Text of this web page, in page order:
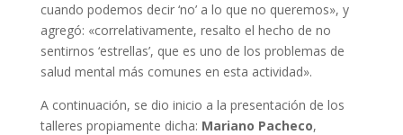
cuando podemos decir ‘no’ a lo que no queremos», y
agregó: «correlativamente, resalto el hecho de no
sentirnos ‘estrellas’, que es uno de los problemas de
salud mental más comunes en esta actividad».
A continuación, se dio inicio a la presentación de los
talleres propiamente dicha: Mariano Pacheco,